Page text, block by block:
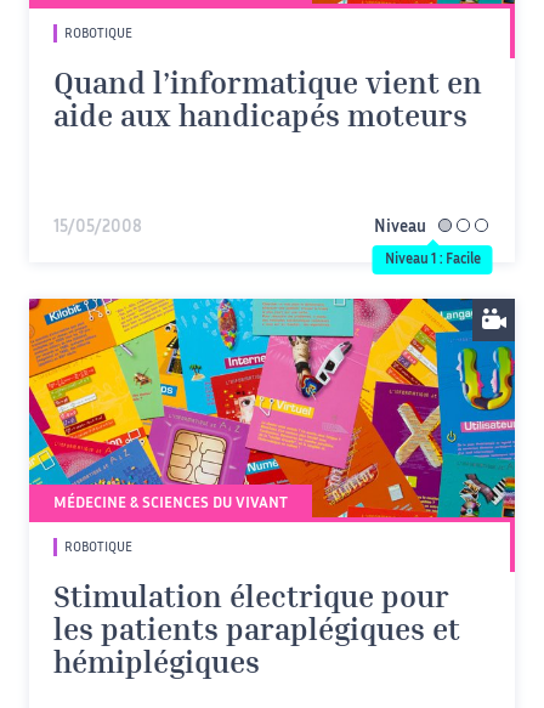
ROBOTIQUE
Quand l’informatique vient en
aide aux handicapés moteurs
15/05/2008 Niveau facile
Niveau 1 : Facile
MÉDECINE & SCIENCES DU VIVANT
ROBOTIQUE
Stimulation électrique pour
les patients paraplégiques et
hémiplégiques